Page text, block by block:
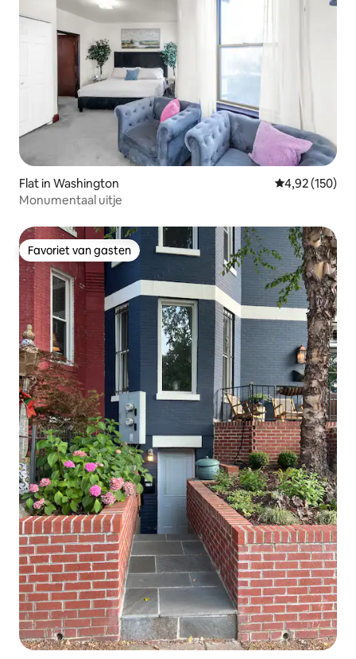
Flat in Washington Gemiddelde
4,92 (150)
Monumentaal uitje
Favoriet van gasten
Favoriet van gasten